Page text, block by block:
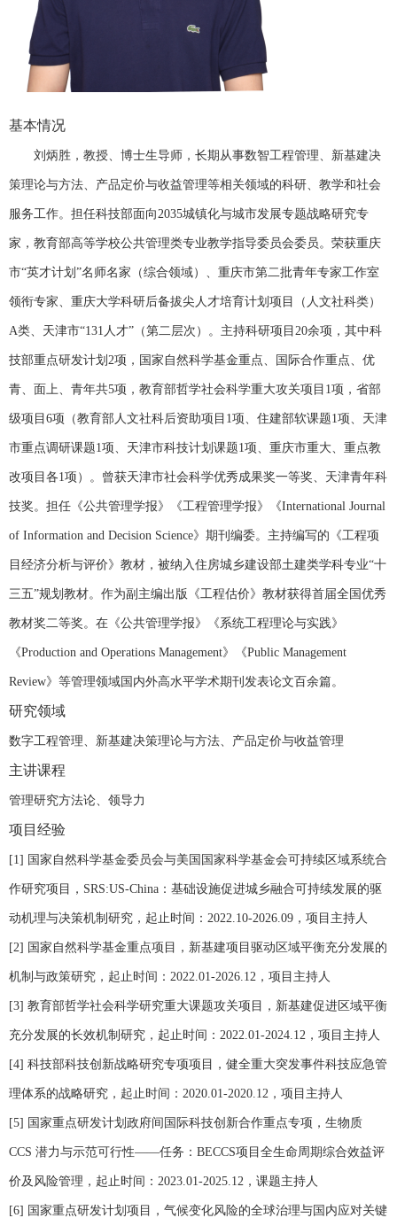
基本情况
刘炳胜，教授、博士生导师，长期从事数智工程管理、新基建决
策理论与方法、产品定价与收益管理等相关领域的科研、教学和社会
服务工作。担任科技部面向2035城镇化与城市发展专题战略研究专
家，教育部高等学校公共管理类专业教学指导委员会委员。荣获重庆
市“英才计划”名师名家（综合领域）、重庆市第二批青年专家工作室
领衔专家、重庆大学科研后备拔尖人才培育计划项目（人文社科类）
A类、天津市“131 人才”（第二层次）。主持科研项目 20余项，其中科
技部重点研发计划 2项，国家自然科学基金重点、国际合作重点、优
青、面上、青年共5项，教育部哲学社会科学重大攻关项目 1项，省部
级项目 6项（教育部人文社科后资助项目 1项、住建部软课题1项、天津
市重点调研课题1项、天津市科技计划课题1项、重庆市重大、重点教
改项目各1项）。曾获天津市社会科学优秀成果奖一等奖、天津青年科
技奖。担任《公共管理学报》《工程管理学报》《International Journal
of Information and Decision Science》期刊编委。主持编写的《工程项
目经济分析与评价》教材，被纳入住房城乡建设部土建类学科专业“十
三五”规划教材。作为副主编出版《工程估价》教材获得首届全国优秀
教材奖二等奖。在《公共管理学报》《系统工程理论与实践》
《Production and Operations Management》《Public Management
Review》等管理领域国内外高水平学术期刊发表论文百余篇。
研究领域
数字工程管理、新基建决策理论与方法、产品定价与收益管理
主讲课程
管理研究方法论、领导力
项目经验
[1] 国家自然科学基金委员会与美国国家科学基金会可持续区域系统合
作研究项目， SRS:US-China ：基础设施促进城乡融合可持续发展的驱
动机理与决策机制研究，起止时间： 2022.10-2026.09 ，项目主持人
[2] 国家自然科学基金重点项目，新基建项目驱动区域平衡充分发展的
机制与政策研究，起止时间： 2022.01-2026.12 ，项目主持人
[3] 教育部哲学社会科学研究重大课题攻关项目，新基建促进区域平衡
充分发展的长效机制研究，起止时间： 2022.01-2024.12 ，项目主持人
[4] 科技部科技创新战略研究专项项目，健全重大突发事件科技应急管
理体系的战略研究，起止时间： 2020.01-2020.12 ，项目主持人
[5] 国家重点研发计划政府间国际科技创新合作重点专项，生物质
CCS 潜力与示范可行性——任务： BECCS项目全生命周期综合效益评
价及风险管理，起止时间： 2023.01-2025.12 ，课题主持人
[6] 国家重点研发计划项目，气候变化风险的全球治理与国内应对关键